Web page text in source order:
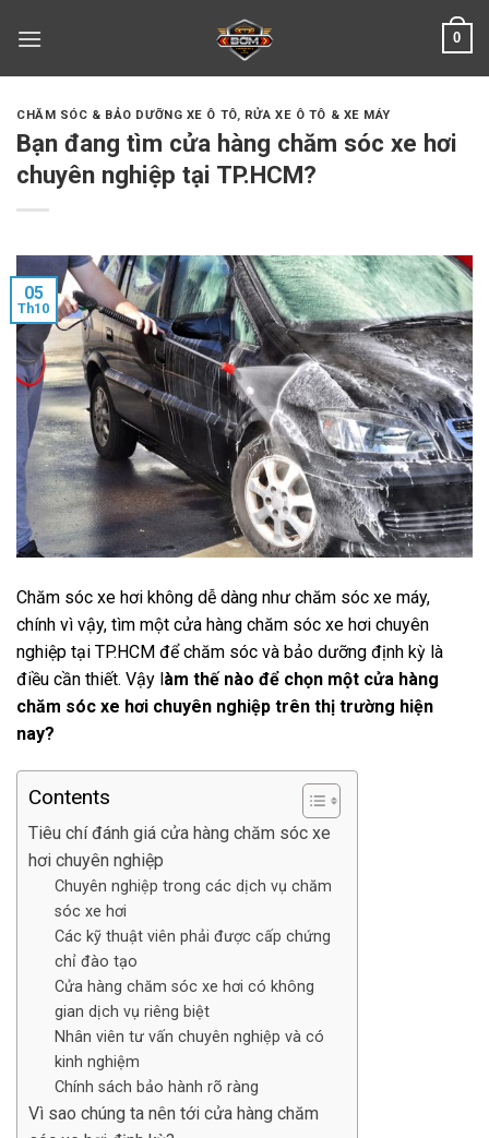
0
CHĂM SÓC & BẢO DƯỠNG XE Ô TÔ, RỬA XE Ô TÔ & XE MÁY
Bạn đang tìm cửa hàng chăm sóc xe hơi
chuyên nghiệp tại TP.HCM?
05
Th10
Chăm sóc xe hơi không dễ dàng như chăm sóc xe máy,
chính vì vậy, tìm một cửa hàng chăm sóc xe hơi chuyên
nghiệp tại TP.HCM để chăm sóc và bảo dưỡng định kỳ là
điều cần thiết. Vậy làm thế nào để chọn một cửa hàng
chăm sóc xe hơi chuyên nghiệp trên thị trường hiện
nay?
Contents
Tiêu chí đánh giá cửa hàng chăm sóc xe
hơi chuyên nghiệp
Chuyên nghiệp trong các dịch vụ chăm
sóc xe hơi
Các kỹ thuật viên phải được cấp chứng
chỉ đào tạo
Cửa hàng chăm sóc xe hơi có không
gian dịch vụ riêng biệt
Nhân viên tư vấn chuyên nghiệp và có
kinh nghiệm
Chính sách bảo hành rõ ràng
Vì sao chúng ta nên tới cửa hàng chăm